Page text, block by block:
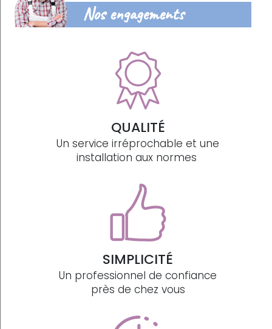
Nos engagements
QUALITÉ
Un service irréprochable et une
installation aux normes
SIMPLICITÉ
Un professionnel de confiance
près de chez vous